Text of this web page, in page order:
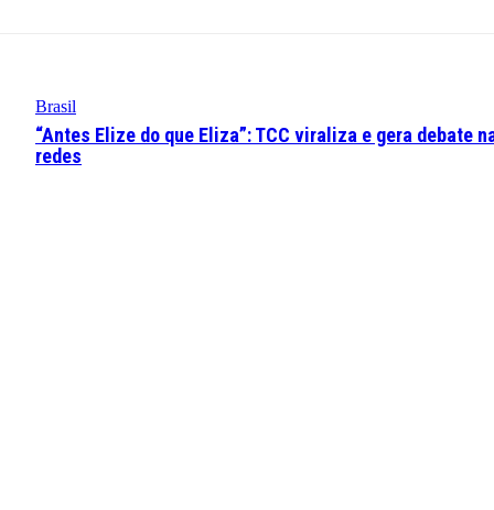
Brasil
“Antes Elize do que Eliza”: TCC viraliza e gera debate
redes